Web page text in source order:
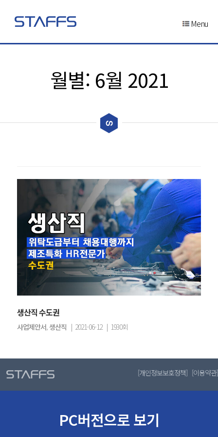
Menu
월별: 6월 2021
생산직 수도권
사업제안서, 생산직 | 2021-06-12 | 1930회
[개인정보보호정책] [이용약관]
PC버전으로 보기